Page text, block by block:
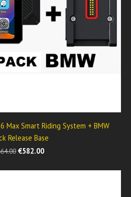
6 Max Smart Riding System + BMW
Release Base
€582.00